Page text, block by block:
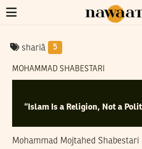
shariâ 5
MOHAMMAD SHABESTARI
“Islam Is a Religion, Not a
Mohammad Mojtahed Shabestari